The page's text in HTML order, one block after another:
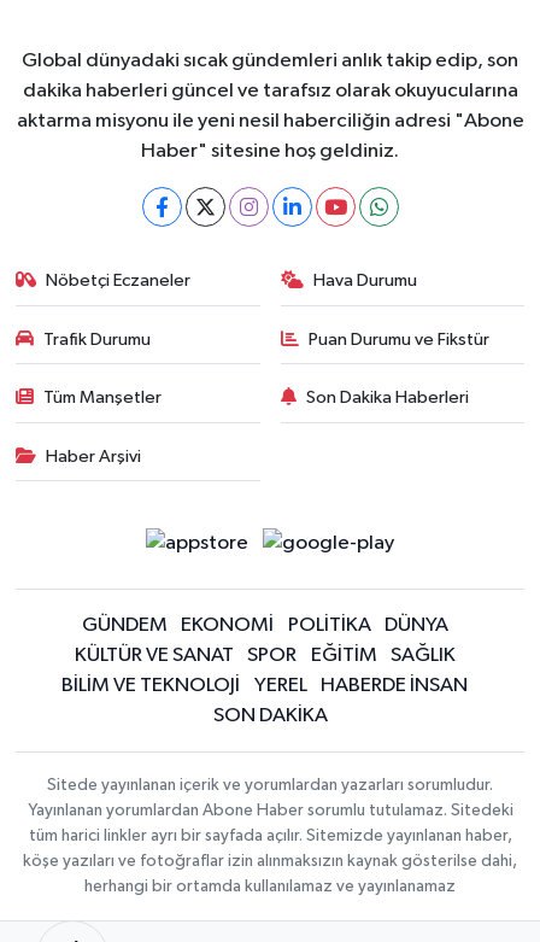
Global dünyadaki sıcak gündemleri anlık takip edip, son
dakika haberleri güncel ve tarafsız olarak okuyucularına
aktarma misyonu ile yeni nesil haberciliğin adresi "Abone
Haber" sitesine hoş geldiniz.
Nöbetçi Eczaneler Hava Durumu
Trafik Durumu Puan Durumu ve Fikstür
Tüm Manşetler Son Dakika Haberleri
Haber Arşivi
GÜNDEM EKONOMİ POLİTİKA
DÜNYA
KÜLTÜR VE SANAT
SPOR EĞİTİM
SAĞLIK
BİLİM VE TEKNOLOJİ
YEREL
HABERDE İNSAN
SON DAKİKA
Sitede yayınlanan içerik ve yorumlardan yazarları sorumludur.
Yayınlanan yorumlardan Abone Haber sorumlu tutulamaz. Sitedeki
tüm harici linkler ayrı bir sayfada açılır. Sitemizde yayınlanan haber,
köşe yazıları ve fotoğraflar izin alınmaksızın kaynak gösterilse dahi,
herhangi bir ortamda kullanılamaz ve yayınlanamaz